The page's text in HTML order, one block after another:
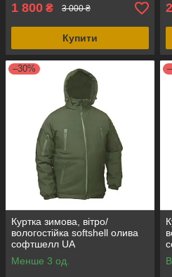
1 800 ₴ 3 000 ₴
Купити
–30%
Куртка зимова, вітро/
вологостійка softshell олива
софтшелл UA
Менше 3 од.